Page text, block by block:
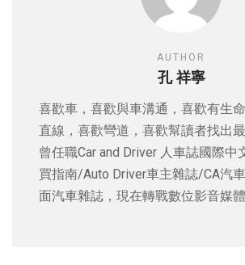
AUTHOR
孔 祥寧
喜歡車，喜歡與車溝通，喜歡有生
直線，喜歡彎道，喜歡幫讀者找出
曾任職Car and Driver 人車誌國際中
買指南/Auto Driver車主雜誌/CA汽
面汽車雜誌，現在轉戰數位影音媒